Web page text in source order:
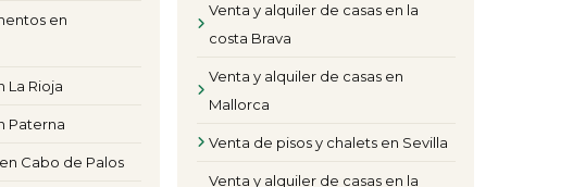
en
La Rioja
Paterna
Cabo de Palos
Venta y alquiler de casas en la
costa Brava
Venta y alquiler de casas en
Mallorca
Venta de pisos y chalets en Sevilla
Venta y alquiler de casas en la